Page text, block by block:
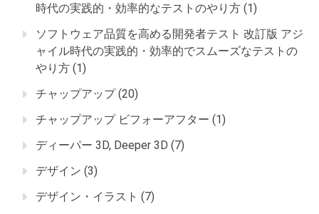
時代の実践的・効率的なテストのやり方 (1)
ソフトウェア品質を高める開発者テスト 改訂版 アジ
ャイル時代の実践的・効率的でスムーズなテストの
やり方 (1)
チャップアップ(20)
チャップアップ ビフォーアフター (1)
ディーパー 3D, Deeper 3D (7)
デザイン (3)
デザイン・イラスト (7)